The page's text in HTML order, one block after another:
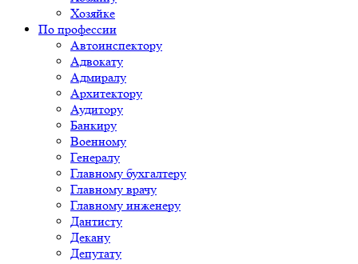
Хозяйке
По профессии
Автоинспектору
Адвокату
Адмиралу
Архитектору
Аудитору
Банкиру
Военному
Генералу
Главному бухгалтеру
Главному врачу
Главному инженеру
Дантисту
Декану
Депутату